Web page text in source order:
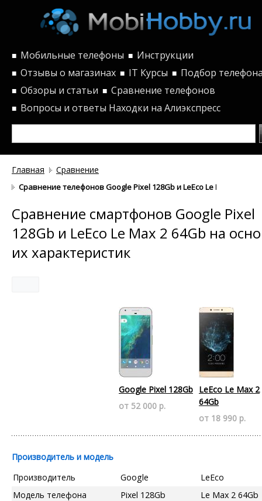
■ Мобильные телефоны ■ Инструкции
■ Отзывы о магазинах ■ IT Курсы ■ Подбор
■ Обзоры и статьи ■ Сравнение телефонов
■ Вопросы и ответы Находки на Алиэкспресс
Главная Сравнение
Сравнение телефонов Google Pixel 128Gb и LeEco Le Max 2
Сравнение смартфонов Google Pixel
128Gb и LeEco Le Max 2 64Gb на
их характеристик
Google Pixel 128Gb
от 52 000 р.
LeEco Le Max 2
64Gb
от 18 990 р.
Производитель и модель
Производитель
Google
LeEco
Модель телефона
Pixel 128Gb
Le Max 2 64Gb